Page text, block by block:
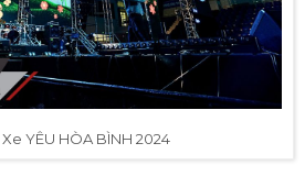
YÊU HÒA BÌNH 2024